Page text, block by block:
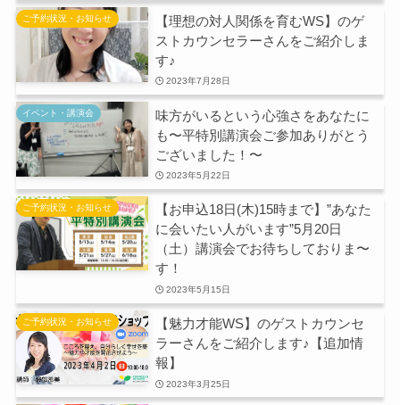
ご予約状況・お知らせ
【理想の対人関係を育むWS】のゲ
ストカウンセラーさんをご紹介しま
す♪
2023年7月28日
イベント・講演会
味方がいるという心強さをあなたに
も〜平特別講演会ご参加ありがとう
ございました！〜
2023年5月22日
ご予約状況・お知らせ
【お申込18日(木)15時まで】”あなた
に会いたい人がいます”5月20日
（土）講演会でお待ちしておりま〜
す！
2023年5月15日
ご予約状況・お知らせ
【魅力才能WS】のゲストカウンセ
ラーさんをご紹介します♪【追加情
報】
2023年3月25日